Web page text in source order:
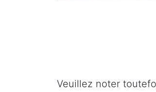
Veuillez noter